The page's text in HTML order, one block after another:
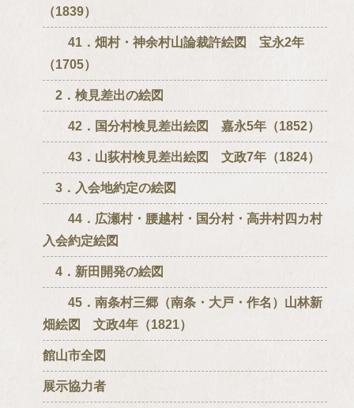
（1839）
41．畑村・神余村山論裁許絵図 宝永2年
（1705）
2．検見差出の絵図
42．国分村検見差出絵図 嘉永5年（1852）
43．山荻村検見差出絵図 文政7年（1824）
3．入会地約定の絵図
44．広瀬村・腰越村・国分村・高井村四カ村
入会約定絵図
4．新田開発の絵図
45．南条村三郷（南条・大戸・作名）山林新
畑絵図 文政4年（1821）
館山市全図
展示協力者